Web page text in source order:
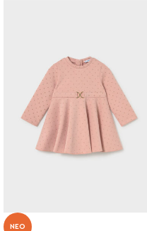
NEO